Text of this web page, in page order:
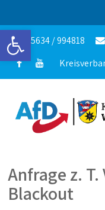
05634 / 994818
Anfrage z.
Blackout